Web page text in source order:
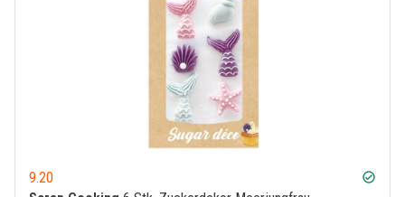
9.20 check_circle